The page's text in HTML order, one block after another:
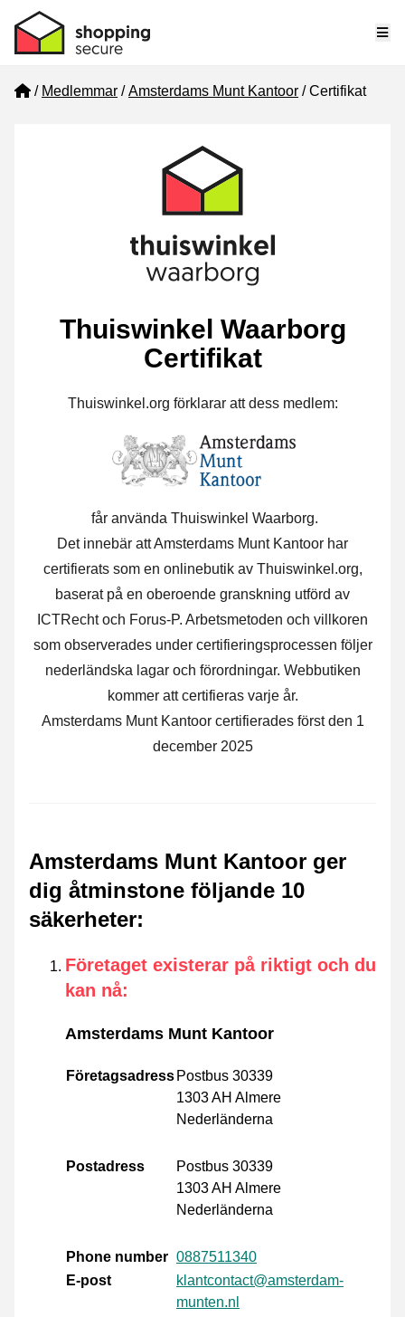
Home
Medlemmar Amsterdams Munt Kantoor Certifikat
Thuiswinkel Waarborg
Certifikat
Thuiswinkel.org förklarar att dess medlem:
får använda Thuiswinkel Waarborg.
Det innebär att Amsterdams Munt Kantoor har
certifierats som en onlinebutik av Thuiswinkel.org,
baserat på en oberoende granskning utförd av
ICTRecht och Forus-P. Arbetsmetoden och villkoren
som observerades under certifieringsprocessen följer
nederländska lagar och förordningar. Webbutiken
kommer att certifieras varje år.
Amsterdams Munt Kantoor certifierades först den 1
december 2025
Amsterdams Munt Kantoor ger
dig åtminstone följande 10
säkerheter:
Företaget existerar på riktigt och du
kan nå:
Amsterdams Munt Kantoor
Företagsadress Postbus 30339
1303 AH Almere
Nederländerna
Postadress
Postbus 30339
1303 AH Almere
Nederländerna
Phone number 0887511340
E-post
klantcontact@amsterdam-
munten.nl